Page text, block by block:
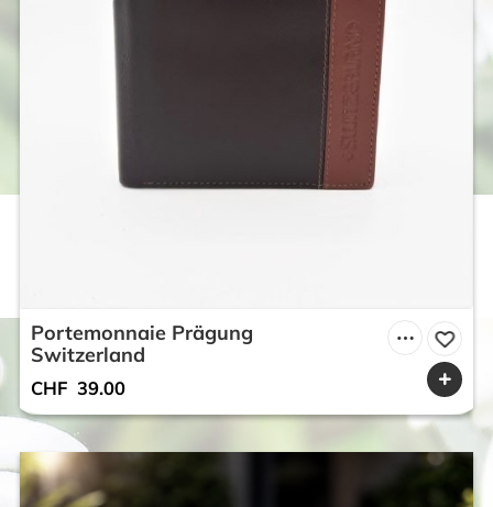
Portemonnaie Prägung
Switzerland
CHF 39.00